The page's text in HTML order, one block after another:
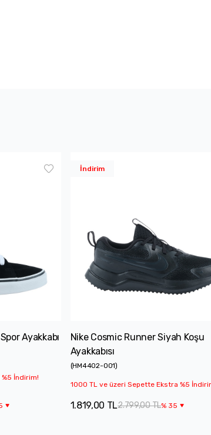
Ayakkabı
İndirim!
İndirim
Nike Cosmic Runner Siyah Koşu
Ayakkabısı
(HM4402-001)
1000 TL ve üzeri Sepette Ekstra %5
2.799,00 TL% 35
1.819,00 TL